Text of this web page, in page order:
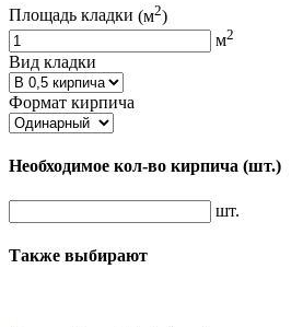
Площадь кладки (м2)
м2
Вид кладки
Формат кирпича
Необходимое кол-во кирпича (шт.)
шт.
Также выбирают